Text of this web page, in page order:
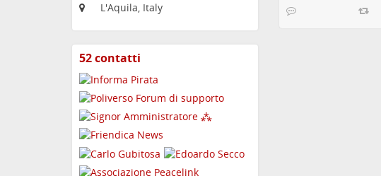
L'Aquila, Italy
52 contatti
contatti